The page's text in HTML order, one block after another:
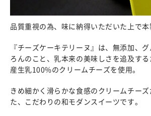
品質重視の為、味に納得いただいた上で本
『チーズケーキテリーヌ』は、無添加、
ろんのこと、乳本来の美味しさを追及す
産生乳100%のクリームチーズを使用。
きめ細かく滑らかな食感のクリームチー
た、こだわりの和モダンスイーツです。